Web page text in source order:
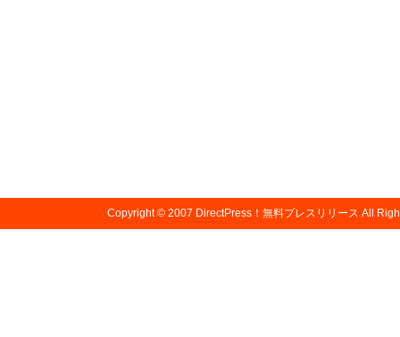
Copyright © 2007 DirectPress！無料プレスリリース All